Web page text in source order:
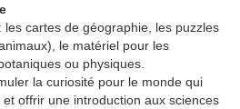
: les cartes de géographie, les puzzles
le matériel pour les
ou physiques.
la curiosité pour le monde qui
offrir une introduction aux sciences